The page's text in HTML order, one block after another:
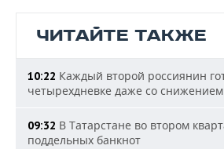
ЧИТАЙТЕ ТАКЖЕ
10:22 Каждый второй россиянин
четырехдневке даже со
09:32 В Татарстане во втором
поддельных банкнот